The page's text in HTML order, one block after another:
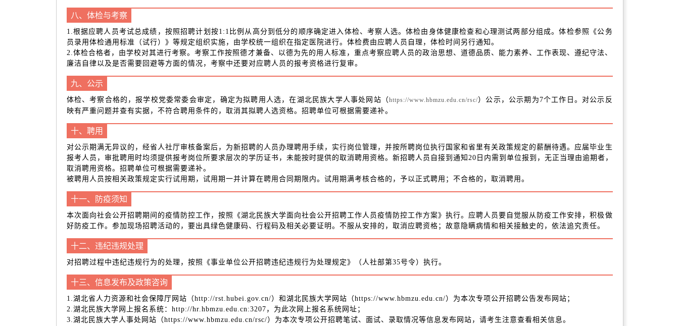
八、体检与考察
1.根据应聘人员考试总成绩，按照招聘计划按1:1比例从高分到低分的顺序确定进入体检、考察人选。体检由身体健康检查和心理测试两部分组成。体检参照《公务
员录用体检通用标准（试行）》等规定组织实施，由学校统一组织在指定医院进行。体检费由应聘人员自理，体检时间另行通知。
2.体检合格者，由学校对其进行考察。考察工作按照德才兼备、以德为先的用人标准，重点考察应聘人员的政治思想、道德品质、能力素养、工作表现、遵纪守法、
廉洁自律以及是否需要回避等方面的情况，考察中还要对应聘人员的报考资格进行复审。
九、公示
体检、考察合格的，报学校党委常委会审定，确定为拟聘用人选，在湖北民族大学人事处网站（https://www.hbmzu.edu.cn/rsc/）公示，公示期为7个工作日。对公示反
映有严重问题并查有实据，不符合聘用条件的，取消其拟聘人选资格。招聘单位可根据需要递补。
十、聘用
对公示期满无异议的，经省人社厅审核备案后，为新招聘的人员办理聘用手续，实行岗位管理，并按所聘岗位执行国家和省里有关政策规定的薪酬待遇。应届毕业生
报考人员，审批聘用时均须提供报考岗位所要求层次的学历证书，未能按时提供的取消聘用资格。新招聘人员自接到通知20日内需到单位报到，无正当理由逾期者，
取消聘用资格。招聘单位可根据需要递补。
被聘用人员按相关政策规定实行试用期，试用期一并计算在聘用合同期限内。试用期满考核合格的，予以正式聘用；不合格的，取消聘用。
十一、防疫须知
本次面向社会公开招聘期间的疫情防控工作，按照《湖北民族大学面向社会公开招聘工作人员疫情防控工作方案》执行。应聘人员要自觉服从防疫工作安排，积极做
好防疫工作。参加现场招聘活动的，要出具绿色健康码、行程码及相关必要证明。不服从安排的，取消应聘资格；故意隐瞒病情和相关接触史的，依法追究责任。
十二、违纪违规处理
对招聘过程中违纪违规行为的处理，按照《事业单位公开招聘违纪违规行为处理规定》（人社部第35号令）执行。
十三、信息发布及政策咨询
1.湖北省人力资源和社会保障厅网站（http://rst.hubei.gov.cn/）和湖北民族大学网站（https://www.hbmzu.edu.cn/）为本次专项公开招聘公告发布网站；
2.湖北民族大学网上报名系统：http://hr.hbmzu.edu.cn:3207，为此次网上报名系统网址；
3.湖北民族大学人事处网站（https://www.hbmzu.edu.cn/rsc/）为本次专项公开招聘笔试、面试、录取情况等信息发布网站，请考生注意查看相关信息。